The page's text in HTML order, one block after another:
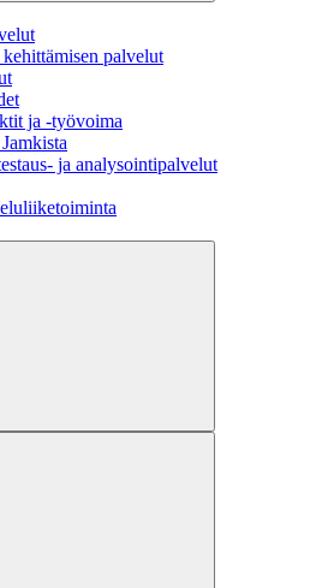
palvelut
ja -työvoima
ja analysointipalvelut